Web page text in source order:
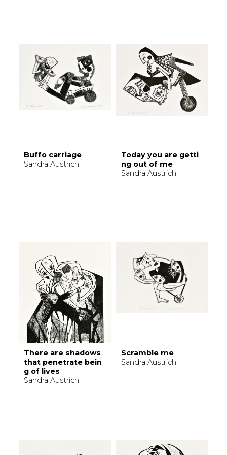
Buffo carriage
Sandra Austrich
Today you are getti
ng out of me
Sandra Austrich
There are shadows
that penetrate bein
g of lives
Sandra Austrich
Scramble me
Sandra Austrich